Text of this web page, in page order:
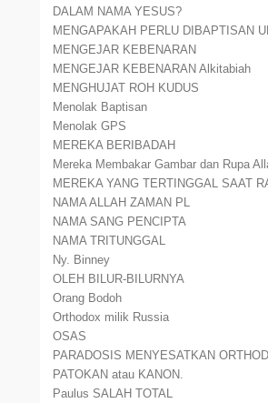
DALAM NAMA YESUS?
MENGAPAKAH PERLU DIBAPTISAN
MENGEJAR KEBENARAN
MENGEJAR KEBENARAN Alkitabiah
MENGHUJAT ROH KUDUS
Menolak Baptisan
Menolak GPS
MEREKA BERIBADAH
Mereka Membakar Gambar dan Rupa
MEREKA YANG TERTINGGAL SAAT
NAMA ALLAH ZAMAN PL
NAMA SANG PENCIPTA
NAMA TRITUNGGAL
Ny. Binney
OLEH BILUR-BILURNYA
Orang Bodoh
Orthodox milik Russia
OSAS
PARADOSIS MENYESATKAN
PATOKAN atau KANON.
Paulus SALAH TOTAL